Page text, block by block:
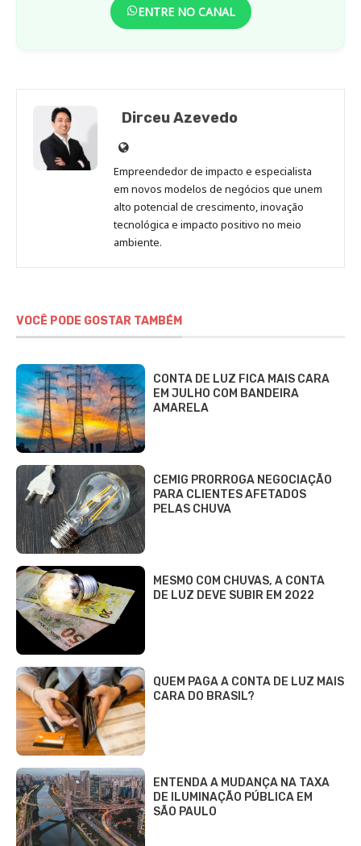
ENTRE NO CANAL
Dirceu Azevedo
Site
de
Dirceu
Azevedo
Empreendedor de impacto e especialista
em novos modelos de negócios que unem
alto potencial de crescimento, inovação
tecnológica e impacto positivo no meio
ambiente.
VOCÊ PODE GOSTAR TAMBÉM
CONTA DE LUZ FICA MAIS CARA
EM JULHO COM BANDEIRA
AMARELA
CEMIG PRORROGA NEGOCIAÇÃO
PARA CLIENTES AFETADOS
PELAS CHUVA
MESMO COM CHUVAS, A CONTA
DE LUZ DEVE SUBIR EM 2022
QUEM PAGA A CONTA DE LUZ MAIS
CARA DO BRASIL?
ENTENDA A MUDANÇA NA TAXA
DE ILUMINAÇÃO PÚBLICA EM
SÃO PAULO